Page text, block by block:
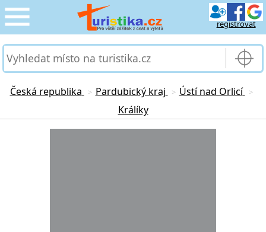
registrovat
CESTOVÁNÍ
SLUŽBY & DOPRAVA
Česká republika > Pardubický kraj > Ústí nad Orlicí >
Králíky